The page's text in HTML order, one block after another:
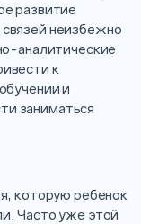
развитие
неизбежно
аналитические
к
и
заниматься
которую ребенок
Часто уже этой